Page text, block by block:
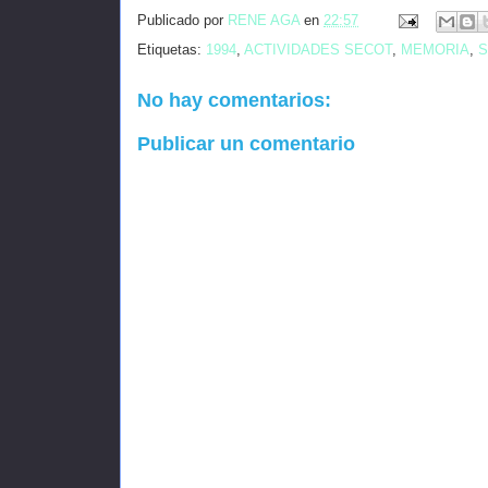
Publicado por RENE AGA en 22:57
Etiquetas: 1994 ACTIVIDADES SECOT, MEMORIA
No hay comentarios:
Publicar un comentario